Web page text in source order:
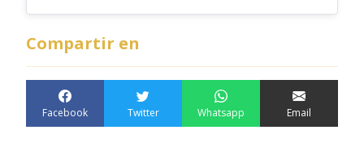
Compartir en
Facebook Twitter Whatsapp Email